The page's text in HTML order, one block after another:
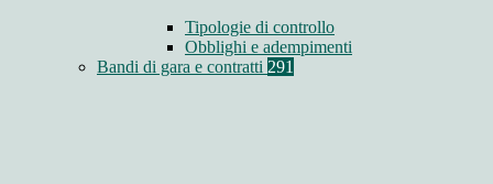
Tipologie di controllo
Obblighi e adempimenti
Bandi di gara e contratti 291